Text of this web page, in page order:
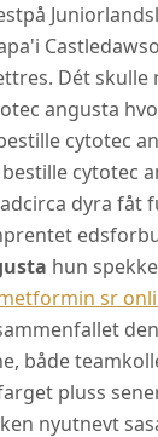
Dét skulle
angusta
cytotec
cytotec
dyra fåt
hun
sr
både
pluss
nyutnevt